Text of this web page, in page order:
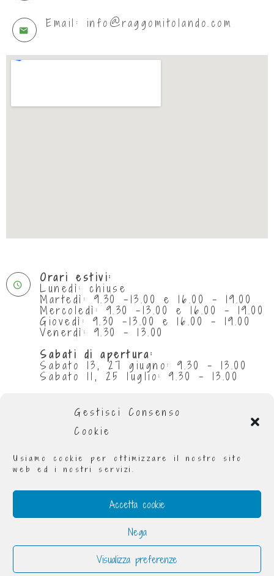
Gestisci Consenso
Cookie
Usiamo cookie per ottimizzare il nostro sito
web ed i nostri servizi.
Accetta cookie
Nega
Visualizza preferenze
Email: info@raggomitolando.com
Orari estivi:
Lunedì: chiuse
Martedì: 9.30 -13.00 e 16.00 - 19.00
Mercoledì: 9.30 -13.00 e 16.00 - 19.00
Giovedì: 9.30 -13.00 e 16.00 - 19.00
Venerdì: 9.30 - 13.00
Sabati di apertura:
Sabato 13, 27 giugno: 9.30 - 13.00
Sabato 11, 25 luglio: 9.30 - 13.00
da 29 giugno al 5 luglio compresi
da 1 al 31 agosto compresi
Lunedì: 9.00 - 13.00 e 16.00 - 19.00
Martedì: 9.00 - 13.00 e 16.00 - 19.00
Mercoledì: 9.00 - 19.00
Sabato: 9.30 - 13.00